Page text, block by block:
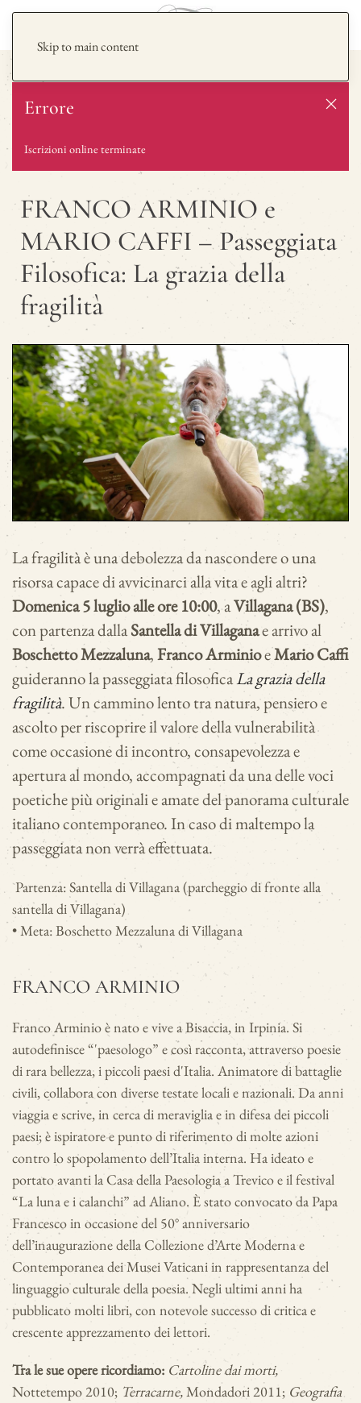
Skip to main content
Errore
Iscrizioni online terminate
FRANCO ARMINIO e
MARIO CAFFI – Passeggiata
Filosofica: La grazia della
fragilità
La fragilità è una debolezza da nascondere o una
risorsa capace di avvicinarci alla vita e agli altri?
Domenica 5 luglio alle ore 10:00, aVillagana (BS),
con partenza dallaSantella di Villaganae arrivo al
Boschetto Mezzaluna,Franco ArminioeMario Caffi
guideranno la passeggiata filosoficaLa grazia della
fragilità. Un cammino lento tra natura, pensiero e
ascolto per riscoprire il valore della vulnerabilità
come occasione di incontro, consapevolezza e
apertura al mondo, accompagnati da una delle voci
poetiche più originali e amate del panorama culturale
italiano contemporaneo. In caso di maltempo la
passeggiata non verrà effettuata.
Partenza: Santella di Villagana (parcheggio di fronte alla
santella di Villagana)
• Meta: Boschetto Mezzaluna di Villagana
FRANCO ARMINIO
Franco Arminio è nato e vive a Bisaccia, in Irpinia. Si
autodefinisce “'paesologo” e così racconta, attraverso poesie
di rara bellezza, i piccoli paesi d'Italia. Animatore di battaglie
civili, collabora con diverse testate locali e nazionali. Da anni
viaggia e scrive, in cerca di meraviglia e in difesa dei piccoli
paesi; è ispiratore e punto di riferimento di molte azioni
contro lo spopolamento dell’Italia interna. Ha ideato e
portato avanti la Casa della Paesologiaa Trevico e il festival
“La luna e i calanchi” ad Aliano. È stato convocato da Papa
Francesco in occasione del 50° anniversario
dell’inaugurazione della Collezione d’Arte Moderna e
Contemporanea dei Musei Vaticani in rappresentanza del
linguaggio culturale della poesia. Negli ultimi anni ha
pubblicato molti libri, con notevole successo di critica e
crescente apprezzamento dei lettori.
Tra le sue opere ricordiamo: Cartoline dai morti,
Nottetempo 2010; Terracarne,Mondadori 2011; Geografia